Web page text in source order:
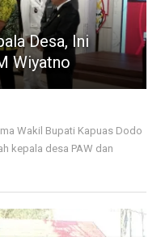
Desa, Ini
Wiyatno
Wakil Bupati Kapuas Dodo
kepala desa PAW dan